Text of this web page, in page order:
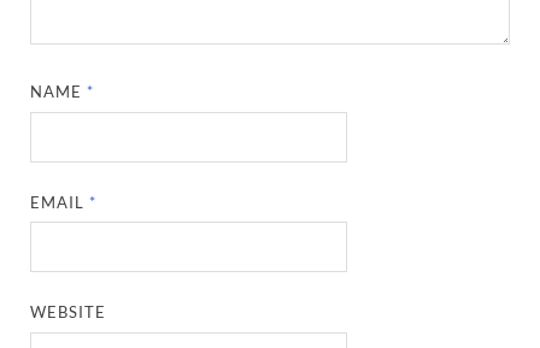
NAME *
EMAIL *
WEBSITE